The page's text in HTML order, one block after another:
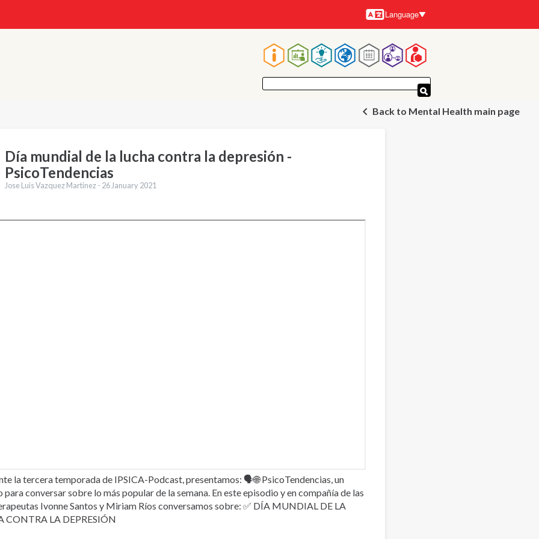
Languages
Language
Main
navigation
Back to Mental Health main page
Día mundial de la lucha contra la depresión -
PsicoTendencias
Jose Luis Vazquez Martinez - 26 January 2021
la tercera temporada de IPSICA-Podcast, presentamos: 🗣🌐 PsicoTendencias, un
para conversar sobre lo más popular de la semana. En este episodio y en compañía de las
Ivonne Santos y Miriam Ríos conversamos sobre: ✅ DÍA MUNDIAL DE LA
CONTRA LA DEPRESIÓN